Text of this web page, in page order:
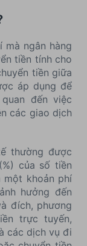
mà ngân hàng
tiền tính cho
tiền giữa
áp dụng để
đến việc
các giao dịch
thường được
của số tiền
một khoản phí
hưởng đến
đích, phương
trực tuyến,
các dịch vụ đi